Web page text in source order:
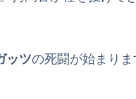
ッツの死闘が始まりま